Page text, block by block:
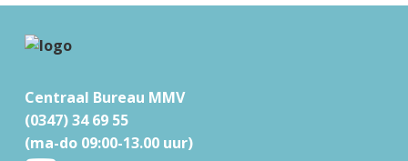
Centraal Bureau MMV
(0347) 34 69 55
(ma-do 09:00-13.00 uur)